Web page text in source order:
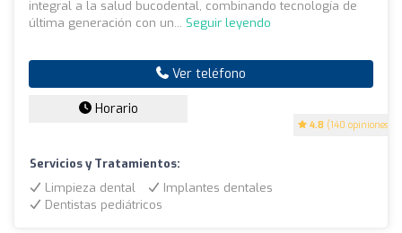
4.8 (140 opiniones)
integral a la salud bucodental, combinando tecnología de
última generación con un... Seguir leyendo
Ver teléfono
Horario
Servicios y Tratamientos:
Limpieza dental
Implantes dentales
Dentistas pediátricos